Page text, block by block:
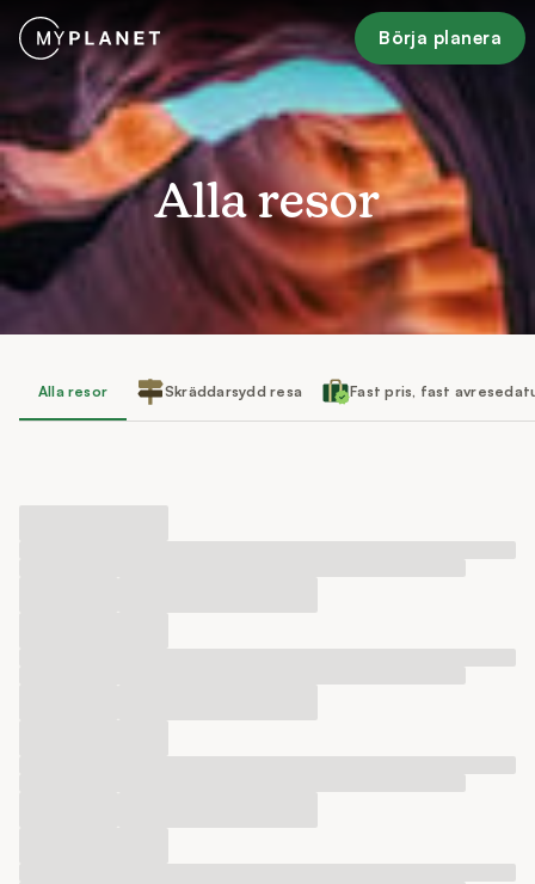
Börja planera
Alla resor
Alla resor Skräddarsydd resa Fast pris, fast